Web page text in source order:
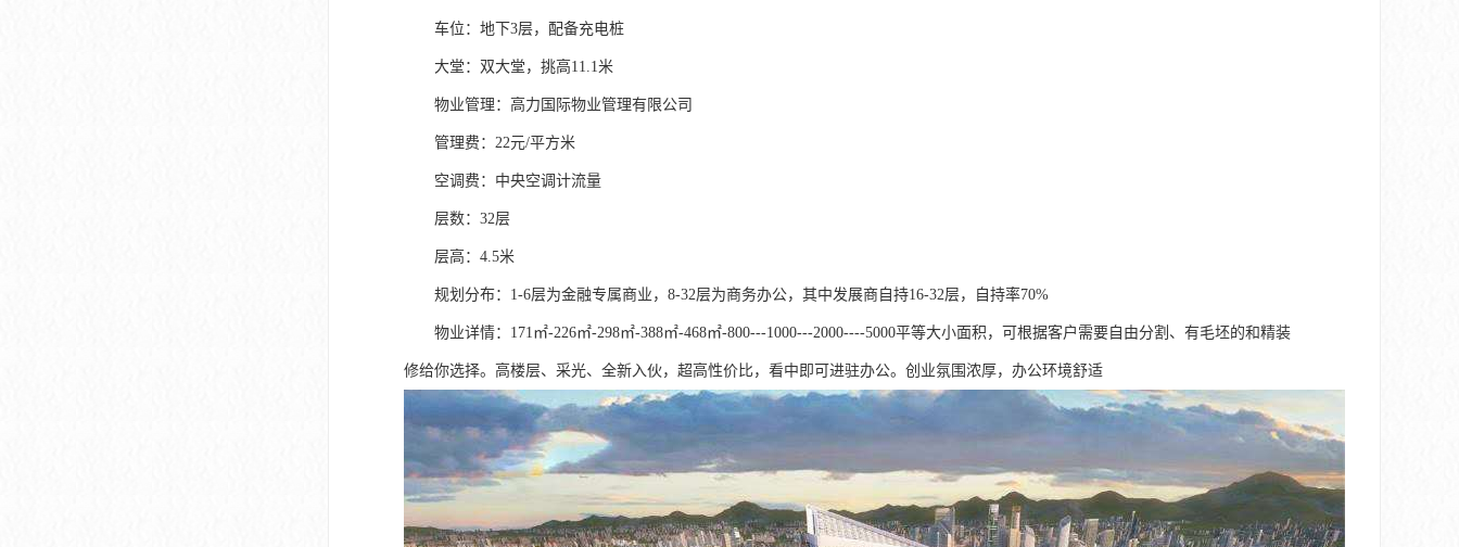
车位：地下3层，配备充电桩
大堂：双大堂，挑高11.1米
物业管理：高力国际物业管理有限公司
管理费：22元/平方米
空调费：中央空调计流量
层数：32层
层高：4.5米
规划分布：1-6层为金融专属商业，8-32层为商务办公，其中发展商自持16-32层，自持率70%
物业详情：171㎡-226㎡-298㎡-388㎡-468㎡-800---1000---2000----5000平等大小面积，可根据客户需要自由分割、有毛坯的和精装
修给你选择。高楼层、采光、全新入伙，超高性价比，看中即可进驻办公。创业氛围浓厚，办公环境舒适